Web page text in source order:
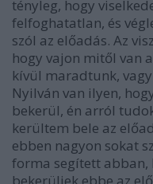
tényleg, hogy
felfoghatatlan, és
szól az előadás. Az
hogy vajon mitől van
kívül maradtunk,
Nyilván van ilyen,
bekerül, én arról
kerültem bele az
ebben nagyon sokat
forma segített